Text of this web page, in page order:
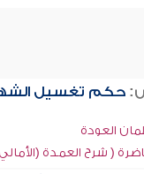
حكم تغسيل
العودة
( شرح العمدة